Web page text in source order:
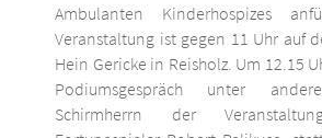
Ambulanten Kinderhospizes
Veranstaltung ist gegen 11 Uhr auf
Hein Gericke in Reisholz. Um 12.15
Podiumsgespräch unter
Schirmherrn der